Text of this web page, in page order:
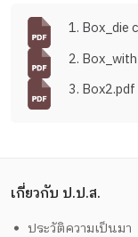
1. Box_die
2.
3. Box2.pdf
เกี่ยวกับ ป.ป.ส.
ประวัติความเป็นมา